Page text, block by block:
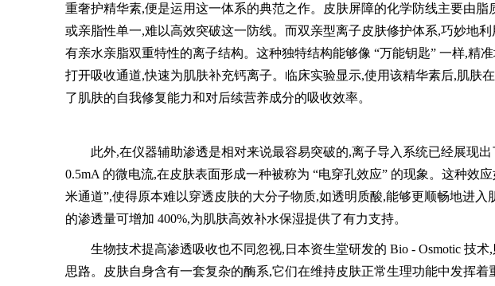
重奢护精华素,便是运用这一体系的典范之作。皮肤屏障的化学防线主要由
或亲脂性单一,难以高效突破这一防线。而双亲型离子皮肤修护体系,巧妙地
有亲水亲脂双重特性的离子结构。这种独特结构能够像 “万能钥匙” 一样,精
打开吸收通道,快速为肌肤补充钙离子。临床实验显示,使用该精华素后,肌肤
了肌肤的自我修复能力和对后续营养成分的吸收效率。
此外,在仪器辅助渗透是相对来说最容易突破的,离子导入系统已经展现
0.5mA 的微电流,在皮肤表面形成一种被称为 “电穿孔效应” 的现象。这种效
米通道”,使得原本难以穿透皮肤的大分子物质,如透明质酸,能够更顺畅地进
的渗透量可增加 400%,为肌肤高效补水保湿提供了有力支持。
生物技术提高渗透吸收也不同忽视,日本资生堂研发的 Bio - Osmotic 技
思路。皮肤自身含有一套复杂的酶系,它们在维持皮肤正常生理功能中发挥着